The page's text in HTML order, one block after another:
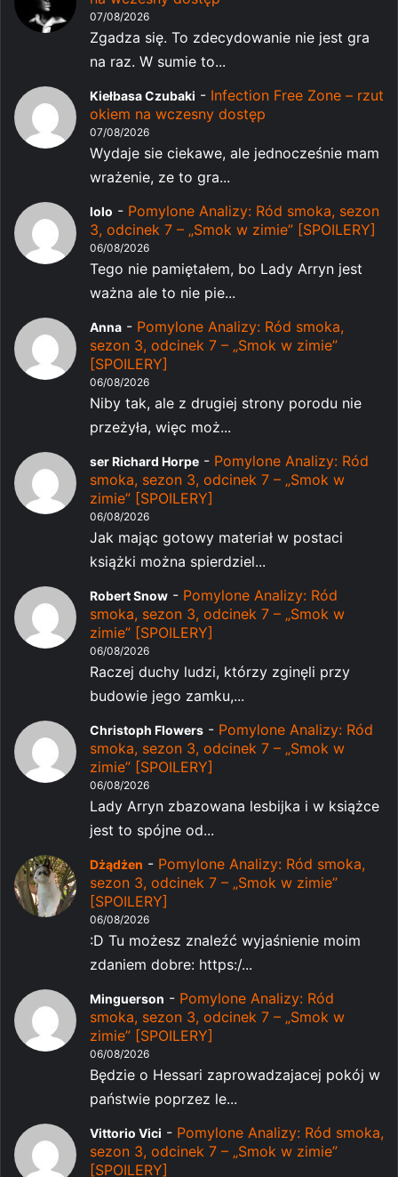
07/08/2026
Zgadza się. To zdecydowanie nie jest gra
na raz. W sumie to...
Kiełbasa Czubaki - Infection Free Zone – rzut
okiem na wczesny dostęp
07/08/2026
Wydaje sie ciekawe, ale jednocześnie mam
wrażenie, ze to gra...
lolo - Pomylone Analizy: Ród smoka, sezon
3, odcinek 7 – „Smok w zimie” [SPOILERY]
06/08/2026
Tego nie pamiętałem, bo Lady Arryn jest
ważna ale to nie pie...
Anna - Pomylone Analizy: Ród smoka,
sezon 3, odcinek 7 – „Smok w zimie”
[SPOILERY]
06/08/2026
Niby tak, ale z drugiej strony porodu nie
przeżyła, więc moż...
ser Richard Horpe - Pomylone Analizy: Ród
smoka, sezon 3, odcinek 7 – „Smok w
zimie” [SPOILERY]
06/08/2026
Jak mając gotowy materiał w postaci
książki można spierdziel...
Robert Snow - Pomylone Analizy: Ród
smoka, sezon 3, odcinek 7 – „Smok w
zimie” [SPOILERY]
06/08/2026
Raczej duchy ludzi, którzy zginęli przy
budowie jego zamku,...
Christoph Flowers - Pomylone Analizy: Ród
smoka, sezon 3, odcinek 7 – „Smok w
zimie” [SPOILERY]
06/08/2026
Lady Arryn zbazowana lesbijka i w książce
jest to spójne od...
Dżądżen - Pomylone Analizy: Ród smoka,
sezon 3, odcinek 7 – „Smok w zimie”
[SPOILERY]
06/08/2026
:D Tu możesz znaleźć wyjaśnienie moim
zdaniem dobre: https:/...
Minguerson - Pomylone Analizy: Ród
smoka, sezon 3, odcinek 7 – „Smok w
zimie” [SPOILERY]
06/08/2026
Będzie o Hessari zaprowadzajacej pokój w
państwie poprzez le...
Vittorio Vici - Pomylone Analizy: Ród smoka,
sezon 3, odcinek 7 – „Smok w zimie”
[SPOILERY]